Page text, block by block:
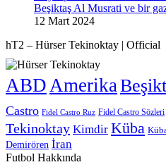
Beşiktaş Al Musrati ve bir
12 Mart 2024
hT2 – Hürser Tekinoktay | Official
ABD Amerika
Castro Fidel Castro Ruz Fidel Castro Sözleri
Tekinoktay Kimdir Küba
Demirören İran
Futbol Hakkında